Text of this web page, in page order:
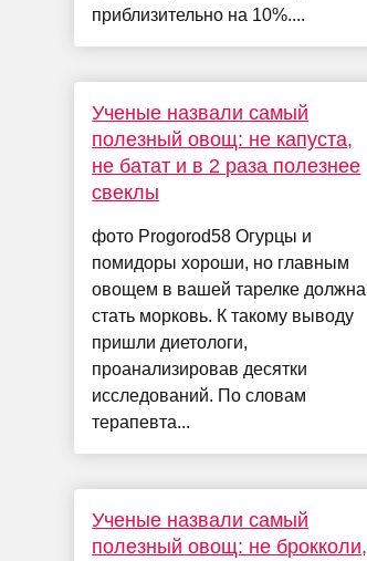
приблизительно на 10%....
Ученые назвали самый
полезный овощ: не капуста,
не батат и в 2 раза полезнее
свеклы
фото Progorod58 Огурцы и
помидоры хороши, но главным
овощем в вашей тарелке должна
стать морковь. К такому выводу
пришли диетологи,
проанализировав десятки
исследований. По словам
терапевта...
Ученые назвали самый
полезный овощ: не брокколи,